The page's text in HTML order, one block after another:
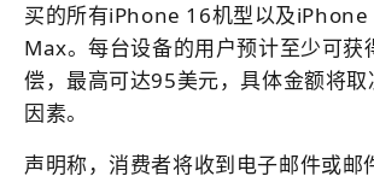
买的所有iPhone 16机型以及
Max。每台设备的用户预计至少可获
偿，最高可达95美元，具体金额将
因素。
声明称，消费者将收到电子邮件或邮